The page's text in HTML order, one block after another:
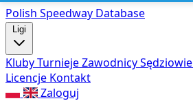
Polish Speedway Database
Ligi
KlubyTurniejeZawodnicySędziowie
Licencje Kontakt
Zaloguj